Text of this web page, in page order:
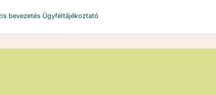
bevezetés Ügyféltájékoztató